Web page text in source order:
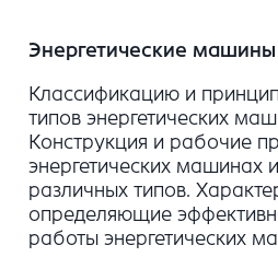
Энергетические машины
Классификацию и
типов энергетических
Конструкция и рабочие
энергетических машинах
различных типов.
определяющие
работы энергетических